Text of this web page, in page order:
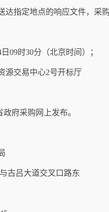
达指定地点的响应文件，采
日09时30分 （北京时间）；
源交易中心2号开标厅
府采购网上发布。
古吕大道交叉口路东